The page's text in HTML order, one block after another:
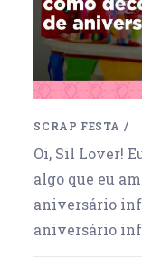
SCRAP FESTA /
Oi, Sil Lover!
algo que eu
aniversário
aniversário